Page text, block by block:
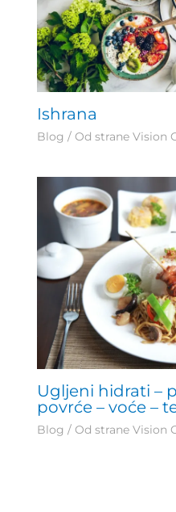
Ishrana
Blog / Od strane Vision
Ugljeni hidrati –
povrće – voće –
Blog / Od strane Vision